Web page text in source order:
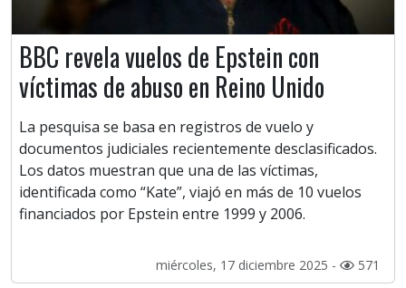
BBC revela vuelos de Epstein con
víctimas de abuso en Reino Unido
La pesquisa se basa en registros de vuelo y
documentos judiciales recientemente desclasificados.
Los datos muestran que una de las víctimas,
identificada como “Kate”, viajó en más de 10 vuelos
financiados por Epstein entre 1999 y 2006.
miércoles, 17 diciembre 2025 - 571